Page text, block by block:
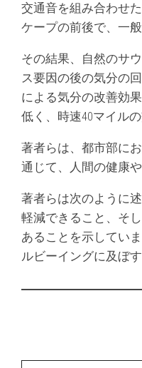
交通音を組み合わせ
ケープの前後で、一
その結果、自然のサ
ス要因の後の気分の
による気分の改善効
低く、時速40マイル
著者らは、都市部に
通じて、人間の健康
著者らは次のように
軽減できること、そ
あることを示してい
ルビーイングに及ぼ
Type your email…